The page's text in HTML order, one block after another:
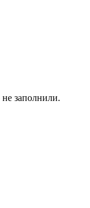
заполнили.